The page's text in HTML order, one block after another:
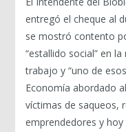
entregó el cheque al
se mostró contento
“estallido social” en
trabajo y “uno de
Economía abordado
víctimas de saqueos,
emprendedores y